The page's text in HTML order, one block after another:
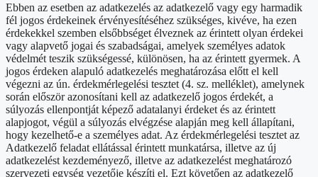
Ebben az esetben az adatkezelés az adatkezelő vagy egy harmadik
fél jogos érdekeinek érvényesítéséhez szükséges, kivéve, ha ezen
érdekekkel szemben elsőbbséget élveznek az érintett olyan érdekei
vagy alapvető jogai és szabadságai, amelyek személyes adatok
védelmét teszik szükségessé, különösen, ha az érintett gyermek. A
jogos érdeken alapuló adatkezelés meghatározása előtt el kell
végezni az ún. érdekmérlegelési tesztet (4. sz. melléklet), amelynek
során először azonosítani kell az adatkezelő jogos érdekét, a
súlyozás ellenpontját képező adatalanyi érdeket és az érintett
alapjogot, végül a súlyozás elvégzése alapján meg kell állapítani,
hogy kezelhető-e a személyes adat. Az érdekmérlegelési tesztet az
Adatkezelő feladat ellátással érintett munkatársa, illetve az új
adatkezelést kezdeményező, illetve az adatkezelést meghatározó
szervezeti egység vezetője készíti el. Ezt követően az adatkezelő